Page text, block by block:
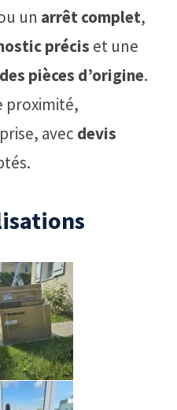
un arrêt complet,
précis et une
pièces d’origine.
proximité,
avec devis